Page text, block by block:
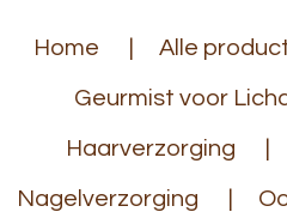
Home Alle
Geurmist voor
Haarverzorging
Nagelverzorging